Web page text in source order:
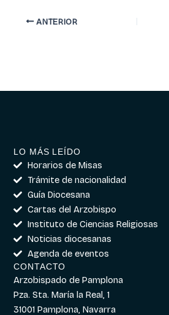
ANTERIOR
LO MÁS LEÍDO
Horarios de Misas
Trámite de nacionalidad
Guía Diocesana
Cartas del Arzobispo
Instituto de Ciencias Religiosas
Noticias diocesanas
Agenda de eventos
CONTACTO
Arzobispado de Pamplona
Pza. Sta. María la Real, 1
31001 Pamplona, Navarra